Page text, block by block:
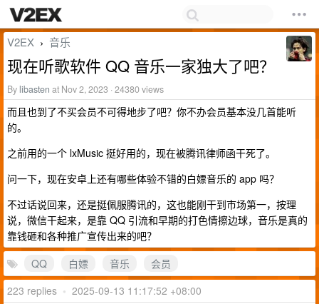
V2EX › 音乐
现在听歌软件 QQ 音乐一家独大了吧？
By libasten at Nov 2, 2023 · 24380 views
而且也到了不买会员不可得地步了吧？你不办会员基本没几首能听
的。
之前用的一个 lxMusic 挺好用的，现在被腾讯律师函干死了。
问一下，现在安卓上还有哪些体验不错的白嫖音乐的 app 吗？
不过话说回来，还是挺佩服腾讯的，这也能刚干到市场第一，按理
说，微信干起来，是靠 QQ 引流和早期的打色情擦边球，音乐是真的
靠钱砸和各种推广宣传出来的吧？
QQ
白嫖 音乐
会员
223 replies • 2025-09-13 11:17:52 +08:00